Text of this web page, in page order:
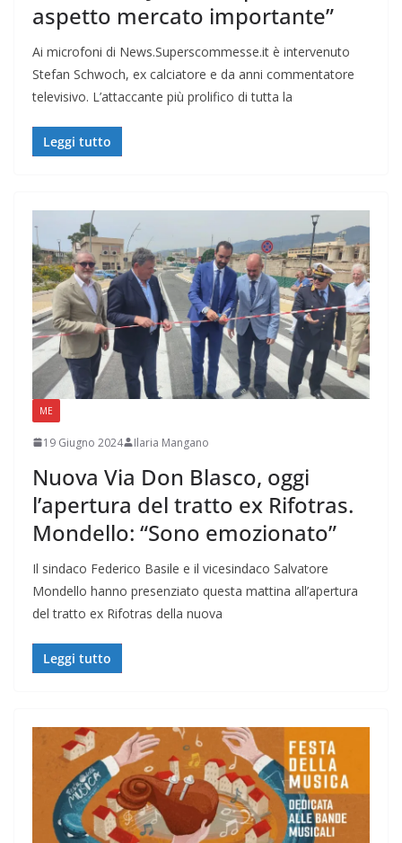
aspetto mercato importante”
Ai microfoni di News.Superscommesse.it è intervenuto
Stefan Schwoch, ex calciatore e da anni commentatore
televisivo. L’attaccante più prolifico di tutta la
Leggi tutto
ME
19 Giugno 2024 Ilaria Mangano
Nuova Via Don Blasco, oggi
l’apertura del tratto ex Rifotras.
Mondello: “Sono emozionato”
Il sindaco Federico Basile e il vicesindaco Salvatore
Mondello hanno presenziato questa mattina all’apertura
del tratto ex Rifotras della nuova
Leggi tutto